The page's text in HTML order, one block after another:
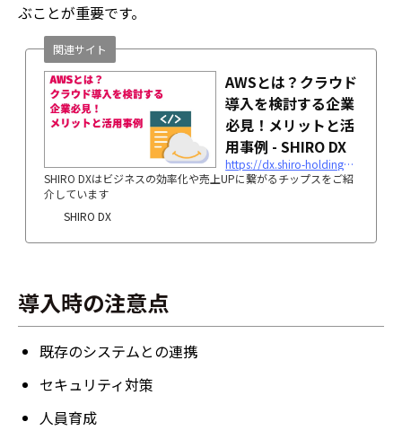
ぶことが重要です。
AWSとは？クラウド
導入を検討する企業
必見！メリットと活
用事例 - SHIRO DX
https://dx.shiro-holdings.co.jp/p4763/
SHIRO DXはビジネスの効率化や売上UPに繋がるチップスをご紹
介しています
SHIRO DX
関連サイト
導入時の注意点
既存のシステムとの連携
セキュリティ対策
人員育成